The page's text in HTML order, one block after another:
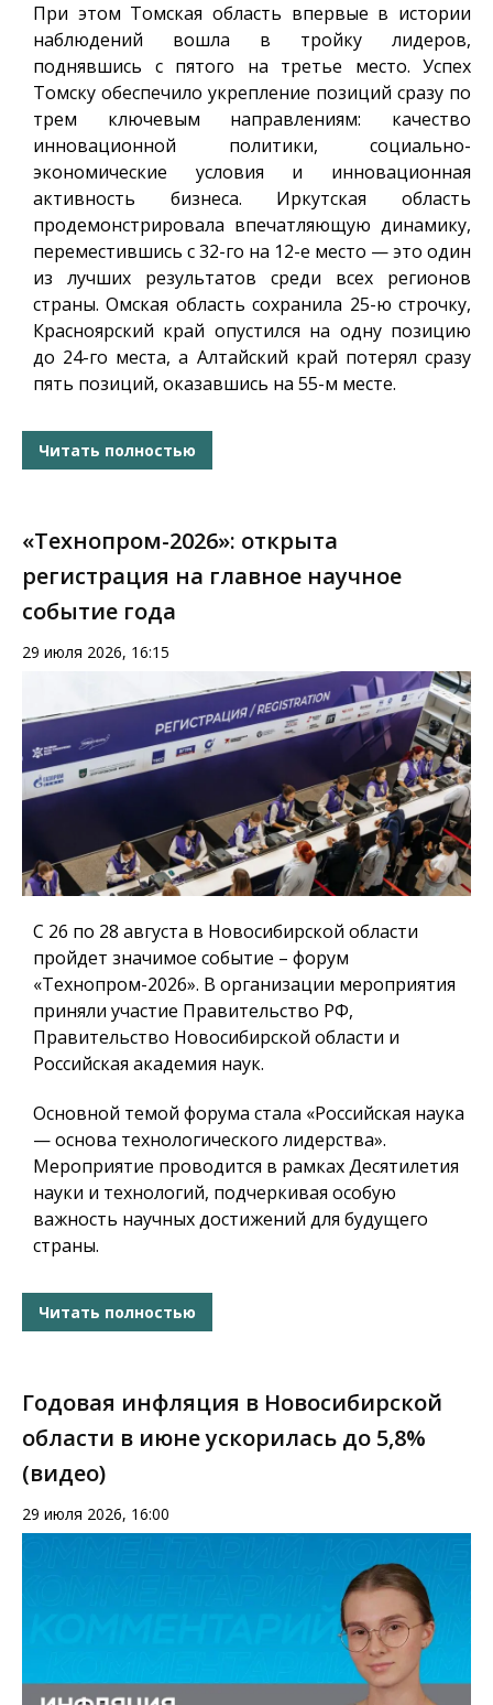
При этом Томская область впервые в истории
наблюдений вошла в тройку лидеров,
поднявшись с пятого на третье место. Успех
Томску обеспечило укрепление позиций сразу по
трем ключевым направлениям: качество
инновационной политики, социально-
экономические условия и инновационная
активность бизнеса. Иркутская область
продемонстрировала впечатляющую динамику,
переместившись с 32-го на 12-е место — это один
из лучших результатов среди всех регионов
страны. Омская область сохранила 25-ю строчку,
Красноярский край опустился на одну позицию
до 24-го места, а Алтайский край потерял сразу
пять позиций, оказавшись на 55-м месте.
Читать полностью
«Технопром-2026»: открыта
регистрация на главное научное
событие года
29 июля 2026, 16:15
С 26 по 28 августа в Новосибирской области
пройдет значимое событие – форум
«Технопром-2026». В организации мероприятия
приняли участие Правительство РФ,
Правительство Новосибирской области и
Российская академия наук.
Основной темой форума стала «Российская наука
— основа технологического лидерства».
Мероприятие проводится в рамках Десятилетия
науки и технологий, подчеркивая особую
важность научных достижений для будущего
страны.
Читать полностью
Годовая инфляция в Новосибирской
области в июне ускорилась до 5,8%
(видео)
29 июля 2026, 16:00